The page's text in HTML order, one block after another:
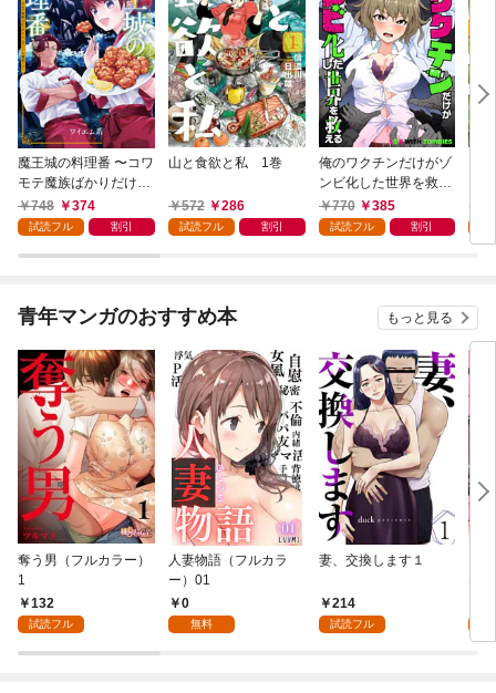
魔王城の料理番 〜コワ
モテ魔族ばかりだけ
ど、ホワイトな職場で
す〜 1巻
748 374
試読フル 割引
山と食欲と私 1巻
572 286
試読フル 割引
俺のワクチンだけがゾ
ンビ化した世界を救え
る 1巻
770 385
試読フル 割引
青年マンガのおすすめ本 もっと見る
奪う男（フルカラー）
1
132
試読フル
人妻物語（フルカラ
ー）01
0
無料
妻、交換します１
214
試読フル
な